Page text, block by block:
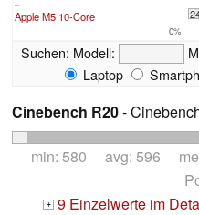
Apple M5 10-Core
0%
Suchen: Modell:
Laptop
Cinebench R20-
min: 580 avg: 596
+ 9 Einzelwerte im